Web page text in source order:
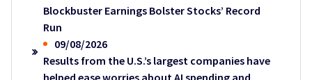
Blockbuster Earnings Bolster Stocks’ Record
Run
09/08/2026
Results from the U.S.’s largest companies have
helped ease worries about AI spending and